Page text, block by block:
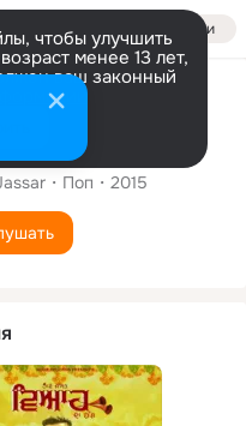
Войти
чтобы улучшить
менее 13 лет,
ваш законный
Поп 2015